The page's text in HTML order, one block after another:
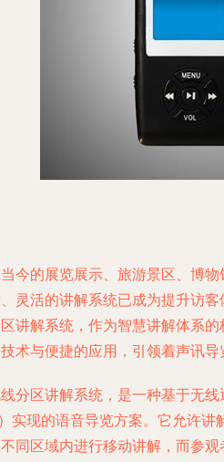
今的展览展示、旅游景区、博
灵活的讲解系统已成为提升访
讲解系统，作为智慧讲解体系
术与便捷的应用，引领着声讯导
分区讲解系统，是一种基于无线
实现的语音导览方案。它允许
同区域内进行移动讲解，而参